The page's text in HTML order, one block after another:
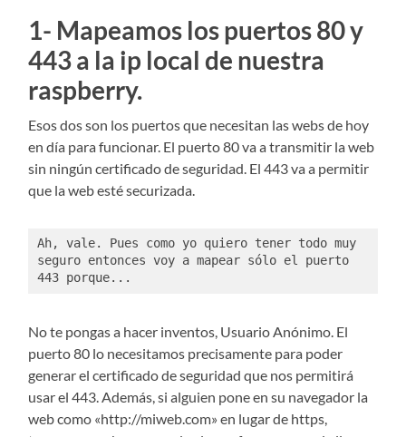
1- Mapeamos los puertos 80 y
443 a la ip local de nuestra
raspberry.
Esos dos son los puertos que necesitan las webs de hoy
en día para funcionar. El puerto 80 va a transmitir la web
sin ningún certificado de seguridad. El 443 va a permitir
que la web esté securizada.
Ah, vale. Pues como yo quiero tener todo muy
seguro entonces voy a mapear sólo el puerto
443 porque...
No te pongas a hacer inventos, Usuario Anónimo. El
puerto 80 lo necesitamos precisamente para poder
generar el certificado de seguridad que nos permitirá
usar el 443. Además, si alguien pone en su navegador la
web como «http://miweb.com» en lugar de https,